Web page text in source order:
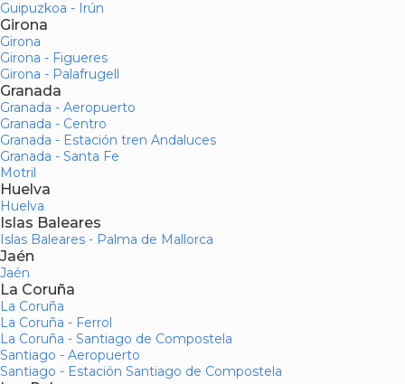
Guipuzkoa - Irún
Girona
Girona
Girona - Figueres
Girona - Palafrugell
Granada
Granada - Aeropuerto
Granada - Centro
Granada - Estación tren Andaluces
Granada - Santa Fe
Motril
Huelva
Huelva
Islas Baleares
Islas Baleares - Palma de Mallorca
Jaén
Jaén
La Coruña
La Coruña
La Coruña - Ferrol
La Coruña - Santiago de Compostela
Santiago - Aeropuerto
Santiago - Estación Santiago de Compostela